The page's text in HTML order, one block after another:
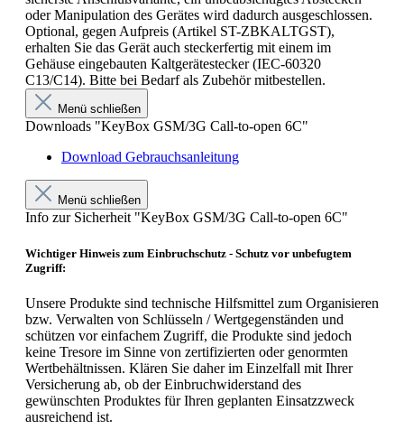
oder Manipulation des Gerätes wird dadurch ausgeschlossen.
Optional, gegen Aufpreis (Artikel ST-ZBKALTGST),
erhalten Sie das Gerät auch steckerfertig mit einem im
Gehäuse eingebauten Kaltgerätestecker (IEC-60320
C13/C14). Bitte bei Bedarf als Zubehör mitbestellen.
Menü schließen
Downloads "KeyBox GSM/3G Call-to-open 6C"
Download Gebrauchsanleitung
Menü schließen
Info zur Sicherheit "KeyBox GSM/3G Call-to-open 6C"
Wichtiger Hinweis zum Einbruchschutz - Schutz vor unbefugtem
Zugriff:
Unsere Produkte sind technische Hilfsmittel zum Organisieren
bzw. Verwalten von Schlüsseln / Wertgegenständen und
schützen vor einfachem Zugriff, die Produkte sind jedoch
keine Tresore im Sinne von zertifizierten oder genormten
Wertbehältnissen. Klären Sie daher im Einzelfall mit Ihrer
Versicherung ab, ob der Einbruchwiderstand des
gewünschten Produktes für Ihren geplanten Einsatzzweck
ausreichend ist.